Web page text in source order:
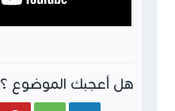
هل أعجبك الموضوع ؟